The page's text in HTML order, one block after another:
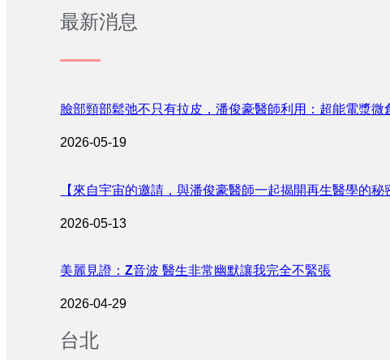
最新消息
臉部頸部鬆弛不只有拉皮，潘俊豪醫師利用：超能電漿
2026-05-19
【來自宇宙的邀請，與潘俊豪醫師一起揭開再生醫學的秘
2026-05-13
美麗見證：Z音波 醫生非常幽默讓我完全不緊張
2026-04-29
台北